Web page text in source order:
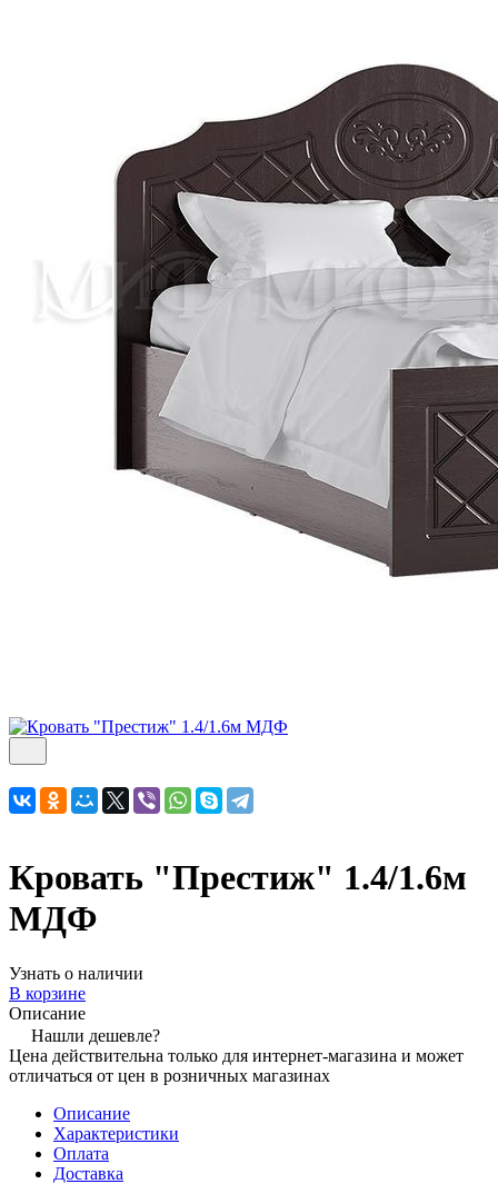
Кровать "Престиж" 1.4/1.6м
МДФ
Узнать о наличии
В корзине
Описание
Нашли дешевле?
Цена действительна только для интернет-магазина и может
отличаться от цен в розничных магазинах
Описание
Характеристики
Оплата
Доставка